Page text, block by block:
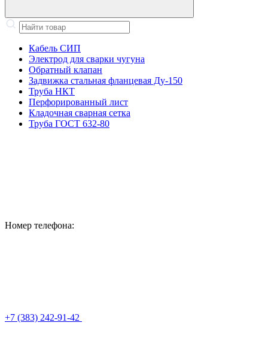
Кабель СИП
Электрод для сварки чугуна
Обратный клапан
Задвижка стальная фланцевая Ду-150
Труба НКТ
Перфорированный лист
Кладочная сварная сетка
Труба ГОСТ 632-80
Номер телефона:
+7 (383) 242-91-42